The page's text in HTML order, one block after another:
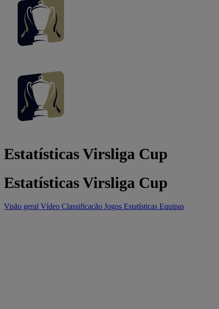
Estatísticas Virsliga Cup
Estatísticas Virsliga Cup
Visão geral Vídeo Classificação Jogos Estatísticas Equipas